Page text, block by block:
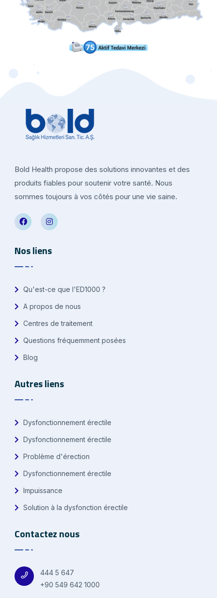
Bold Health propose des solutions innovantes et des
produits fiables pour soutenir votre santé. Nous
sommes toujours à vos côtés pour une vie saine.
Nos liens
Qu'est-ce que l'ED1000 ?
A propos de nous
Centres de traitement
Questions fréquemment posées
Blog
Autres liens
Dysfonctionnement érectile
Dysfonctionnement érectile
Problème d'érection
Dysfonctionnement érectile
Impuissance
Solution à la dysfonction érectile
Contactez nous
444 5 647
+90 549 642 1000